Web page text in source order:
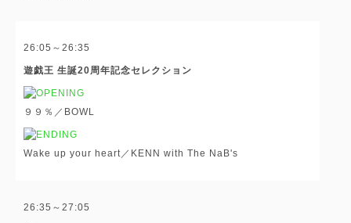
26:05～26:35
遊戯王 生誕20周年記念セレクション
９９％／BOWL
Wake up your heart／KENN with The NaB's
26:35～27:05